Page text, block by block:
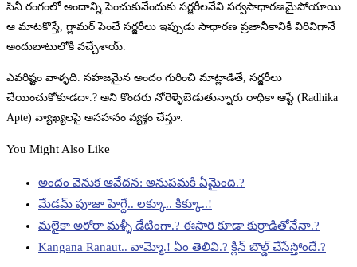
సినీ రంగంలో అందాన్ని పెంచుకునేందుకు సర్జరీలనేవి సర్వసాధారణమైపోయాయి.
ఆ మాటకొస్తే, గ్లామర్ పెంచే సర్జరీలు ఇప్పుడు సాధారణ ప్రజానీకానికీ విరివిగానే
అందుబాటులోకి వచ్చేశాయ్.
ఎవరిష్టం వాళ్ళది. సహజమైన అందం గురించి మాట్లాడితే, సర్జరీలు
చేయించుకోకూడదా.? అని కొందరు నోరెళ్ళెబెడుతున్నారు రాధికా ఆప్టే (Radhika
Apte) వ్యాఖ్యలపై అసహనం వ్యక్తం చేస్తూ.
You Might Also Like
అందం వెనుక ఆవేదన: అనుపమకి ఏమైంది.?
మేడమ్ పూజా హెగ్దే.. లక్కూ.. కిక్కూ..!
మలైకా అరోరా మళ్ళీ డేటింగా.? ఈసారి కూడా కుర్రాడితోనేనా.?
Kangana Ranaut.. వామ్మో.! ఏం తెలివి.? క్లీన్ బౌల్డ్ చేసేస్తోందే.?